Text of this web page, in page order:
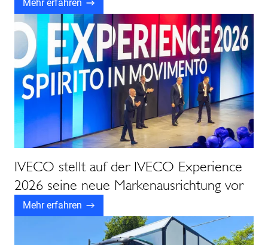
Mehr erfahren
IVECO stellt auf der IVECO Experience
2026 seine neue Markenausrichtung vor
Mehr erfahren